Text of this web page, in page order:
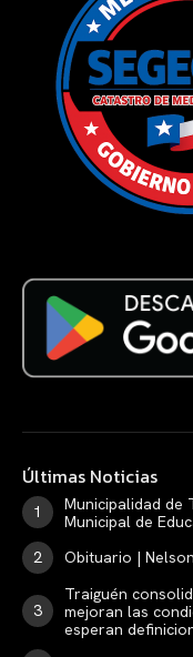
Últimas Noticias
Municipalidad de
Municipal de
Obituario |
Traiguén
mejoran las
esperan